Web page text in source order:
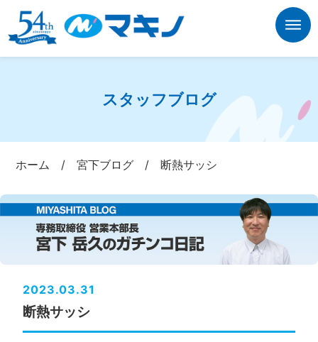
スタッフブログ
ホーム /宮下ブログ /断熱サッシ
2023.03.31
断熱サッシ